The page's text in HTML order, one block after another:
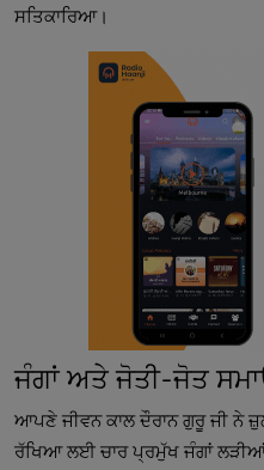
ਸਤਿਕਾਰਿਆ।
ਜੰਗਾਂ ਅਤੇ ਜੋਤੀ-ਜੋਤ
ਆਪਣੇ ਜੀਵਨ ਕਾਲ ਦੌਰਾਨ ਗੁਰੂ ਜੀ ਨੇ
ਰੱਖਿਆ ਲਈ ਚਾਰ ਪ੍ਰਮੁੱਖ ਜੰਗਾਂ